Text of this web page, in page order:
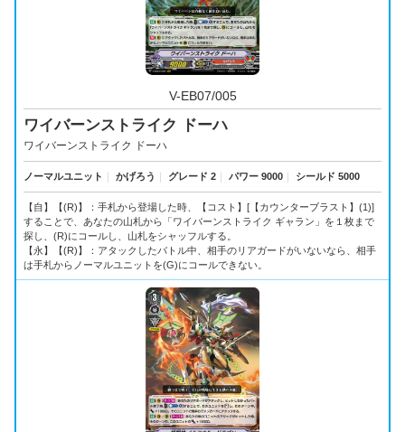
V-EB07/005
ワイバーンストライク ドーハ
ワイバーンストライク ドーハ
ノーマルユニット ｜ かげろう ｜ グレード 2 ｜ パワー 9000 ｜ シールド 5000
【自】【(R)】：手札から登場した時、【コスト】[【カウンターブラスト】(1)]
することで、あなたの山札から「ワイバーンストライク ギャラン」を１枚まで
探し、(R)にコールし、山札をシャッフルする。
【永】【(R)】：アタックしたバトル中、相手のリアガードがいないなら、相手
は手札からノーマルユニットを(G)にコールできない。